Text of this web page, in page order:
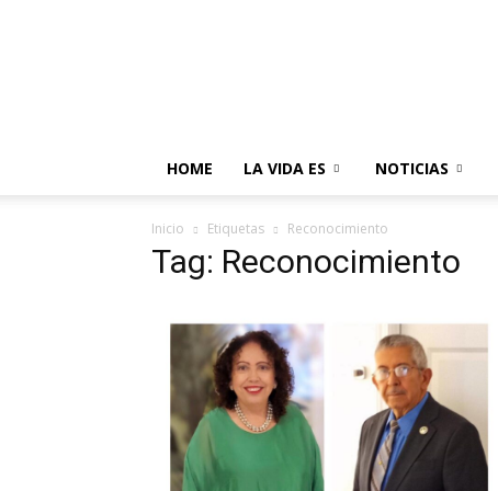
HOME LA VIDA ES NOTICIAS
Inicio Etiquetas Reconocimiento
Tag: Reconocimiento